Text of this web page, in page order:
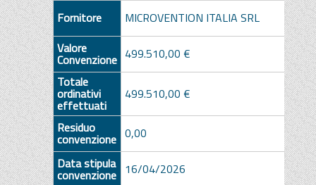
Fornitore
MICROVENTION ITALIA SRL
Valore
Convenzione 499.510,00 €
Totale
ordinativi
effettuati
499.510,00 €
Residuo
convenzione 0,00
Data stipula
convenzione 16/04/2026